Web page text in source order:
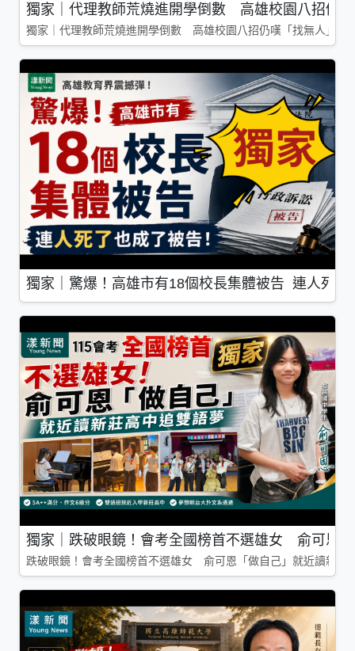
獨家｜代理教師荒燒進開學倒數 高雄校園八招仍
獨家｜代理教師荒燒進開學倒數 高雄校園八招仍嘆「找無人」
獨家｜驚爆！高雄市有18個校長集體被告 連人死了
獨家｜跌破眼鏡！會考全國榜首不選雄女 俞可恩
跌破眼鏡！會考全國榜首不選雄女 俞可恩「做自己」就近讀新莊